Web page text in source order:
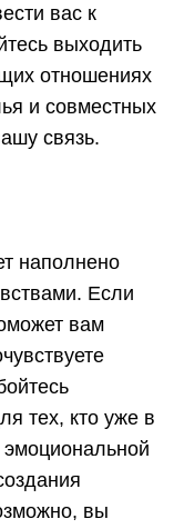
вас к
выходить
отношениях
и совместных
связь.
наполнено
Если
вам
тех, кто уже в
вы